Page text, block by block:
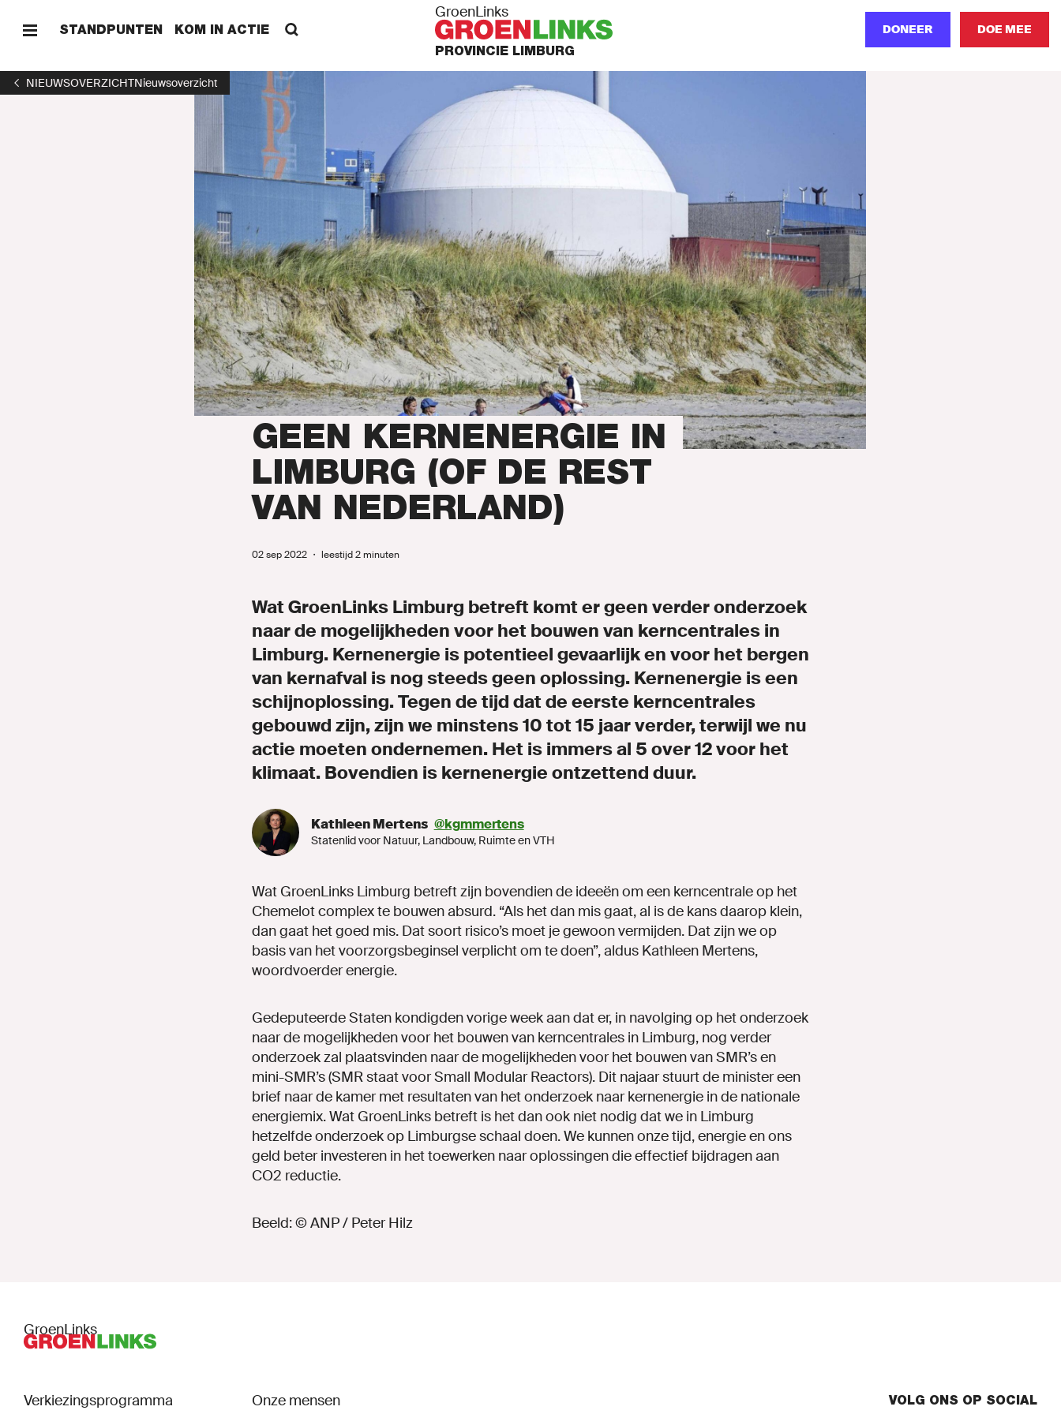
STANDPUNTEN KOM IN ACTIE
GroenLinks
PROVINCIE LIMBURG
DONEER DOE MEE
NIEUWSOVERZICHTNieuwsoverzicht
GEEN KERNENERGIE IN
LIMBURG (OF DE REST
VAN NEDERLAND)
02 sep 2022 ・ leestijd 2 minuten
Wat GroenLinks Limburg betreft komt er geen verder onderzoek
naar de mogelijkheden voor het bouwen van kerncentrales in
Limburg. Kernenergie is potentieel gevaarlijk en voor het bergen
van kernafval is nog steeds geen oplossing. Kernenergie is een
schijnoplossing. Tegen de tijd dat de eerste kerncentrales
gebouwd zijn, zijn we minstens 10 tot 15 jaar verder, terwijl we nu
actie moeten ondernemen. Het is immers al 5 over 12 voor het
klimaat. Bovendien is kernenergie ontzettend duur.
Kathleen Mertens @kgmmertens
Statenlid voor Natuur, Landbouw, Ruimte en VTH
Wat GroenLinks Limburg betreft zijn bovendien de ideeën om een kerncentrale op het
Chemelot complex te bouwen absurd. “Als het dan mis gaat, al is de kans daarop klein,
dan gaat het goed mis. Dat soort risico’s moet je gewoon vermijden. Dat zijn we op
basis van het voorzorgsbeginsel verplicht om te doen”, aldus Kathleen Mertens,
woordvoerder energie.
Gedeputeerde Staten kondigden vorige week aan dat er, in navolging op het onderzoek
naar de mogelijkheden voor het bouwen van kerncentrales in Limburg, nog verder
onderzoek zal plaatsvinden naar de mogelijkheden voor het bouwen van SMR’s en
mini-SMR’s (SMR staat voor Small Modular Reactors). Dit najaar stuurt de minister een
brief naar de kamer met resultaten van het onderzoek naar kernenergie in de nationale
energiemix. Wat GroenLinks betreft is het dan ook niet nodig dat we in Limburg
hetzelfde onderzoek op Limburgse schaal doen. We kunnen onze tijd, energie en ons
geld beter investeren in het toewerken naar oplossingen die effectief bijdragen aan
CO2 reductie.
Beeld: © ANP / Peter Hilz
GroenLinks
Verkiezingsprogramma Onze mensen VOLG ONS OP SOCIAL
HOME
STANDPUNTEN
KOM IN ACTIE
Onze mensen
Onze afdeling
Nieuws
Agenda
MIJN GROENLINKS